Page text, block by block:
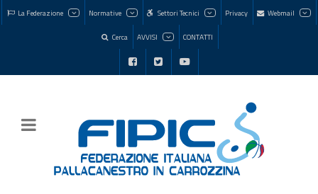
La Federazione Normative Settori Tecnici Privacy Webmail
Cerca AVVISI CONTATTI